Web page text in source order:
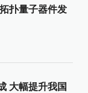
扑量子器件发
大幅提升我国